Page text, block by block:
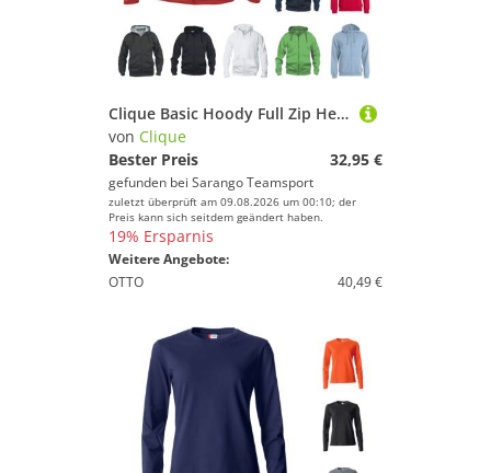
Clique Basic Hoody Full Zip Herren
von Clique
Bester Preis
32,95 €
gefunden bei Sarango Teamsport
zuletzt überprüft am 09.08.2026 um 00:10; der
Preis kann sich seitdem geändert haben.
19% Ersparnis
Weitere Angebote:
OTTO
40,49 €